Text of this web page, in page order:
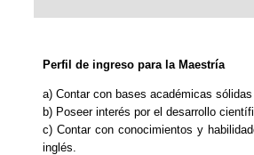
Perfil de ingreso para la Maestría
a) Contar con bases académicas
b) Poseer interés por el desarrollo
c) Contar con conocimientos y
inglés.